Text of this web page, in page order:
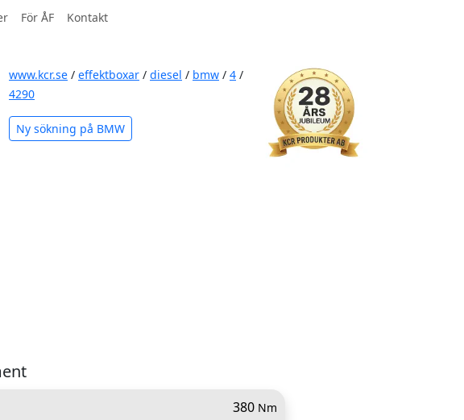
För ÅF Kontakt
www.kcr.se / effektboxar / diesel / bmw / 4 /
4290
Ny sökning på BMW
380 Nm